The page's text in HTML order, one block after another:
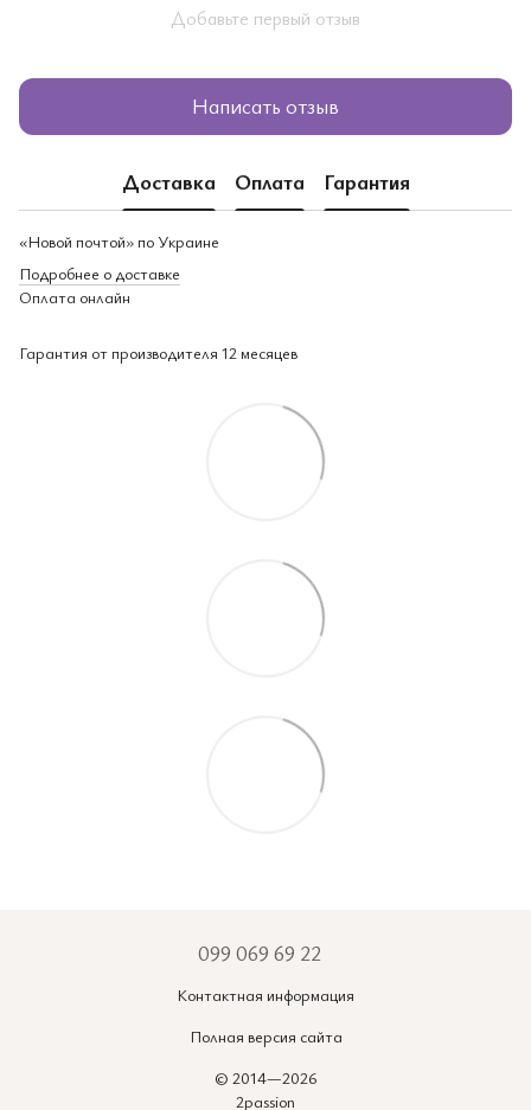
Добавьте первый отзыв
Написать отзыв
Доставка Оплата Гарантия
«Новой почтой» по Украине
Подробнее о доставке
Оплата онлайн
Гарантия от производителя 12 месяцев
099 069 69 22
Контактная информация
Полная версия сайта
© 2014—2026
2passion